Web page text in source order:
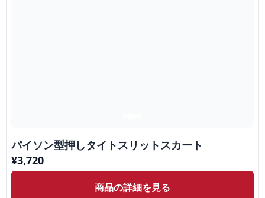
パイソン型押しタイトスリットスカート
¥3,720
商品の詳細を見る